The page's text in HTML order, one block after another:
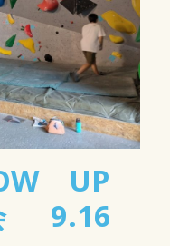
UP
9.16